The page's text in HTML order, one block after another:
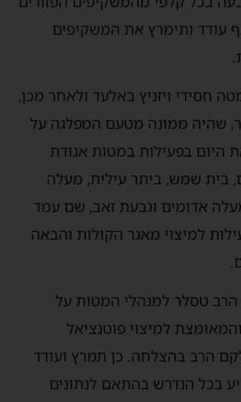
עודד ותימרץ את המשקיפים
חסידי ויזניץ באלעד ולאחר מכן,
שהיה ממונה מטעם המפלגה על
היום בפעילות במטות אגודת
בית שמש, ביתר עילית, מעלה
אדומים וגבעת זאב, שם עמד
למיצוי מאגר הקולות והבאה
טסלר למנהלי המטות על
למיצוי פוטנציאל
הרב בהצלחה. כן תמרץ ועודד
בכל הנדרש בהתאם לנתונים